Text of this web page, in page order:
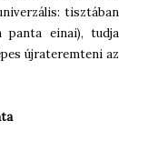
tisztában
panta einai), tudja
újrateremteni az